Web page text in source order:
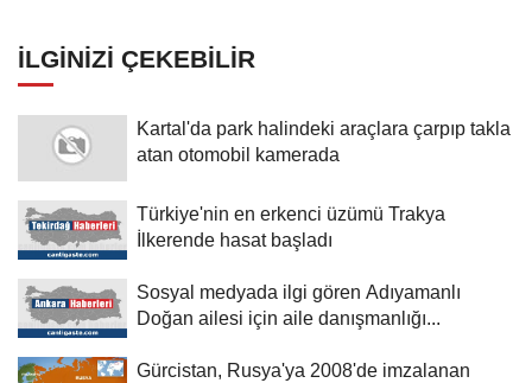
İLGINIZI ÇEKEBILIR
Kartal'da park halindeki araçlara çarpıp takla
atan otomobil kamerada
Türkiye'nin en erkenci üzümü Trakya
İlkerende hasat başladı
Sosyal medyada ilgi gören Adıyamanlı
Doğan ailesi için aile danışmanlığı...
Gürcistan, Rusya'ya 2008'de imzalanan